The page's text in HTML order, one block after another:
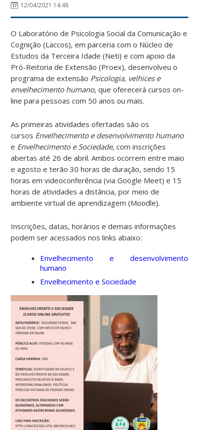
12/04/2021 14:48
O Laboratório de Psicologia Social da Comunicação e
Cognição (Laccos), em parceria com o Núcleo de
Estudos da Terceira Idade (Neti) e com apoio da
Pró-Reitoria de Extensão (Proex), desenvolveu o
programa de extensão Psicologia, velhices e
envelhecimento humano, que oferecerá cursos on-
line para pessoas com 50 anos ou mais.
As primeiras atividades ofertadas são os
cursos Envelhecimento e desenvolvimento humano
e Envelhecimento e Sociedade, com inscrições
abertas até 26 de abril. Ambos ocorrem entre maio
e agosto e terão 30 horas de duração, sendo 15
horas em videoconferência (via Google Meet) e 15
horas de atividades a distância, por meio de
ambiente virtual de aprendizagem (Moodle).
Inscrições, datas, horários e demais informações
podem ser acessados nos links abaixo:
Envelhecimento e desenvolvimento
humano
Envelhecimento e Sociedade